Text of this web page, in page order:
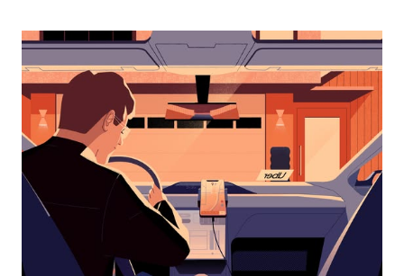
календарю
выбрать
дату.
Чтобы
закрыть
календарь,
нажмите
Esc.